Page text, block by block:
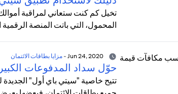
تخيل كم كنت ستعاني لمراقبة أموالك
المحمول، التي باتت المنصة
Jun 24, 2020
-مزايا بطاقات الائتمان
حوّل سداد المدفوعات
تتيح خاصية "سيتي باي أول"